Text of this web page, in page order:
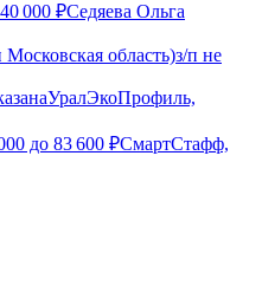
40 000 ₽Седяева Ольга
область)з/п не
УралЭкоПрофиль,
до 83 600 ₽СмартСтафф,